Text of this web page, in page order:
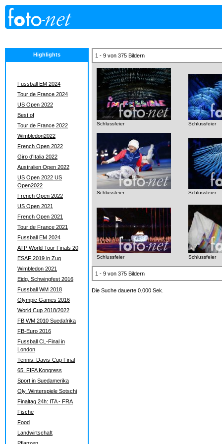
Highlights
Fussball EM 2024
Tour de France 2024
US Open 2022
Best of
Tour de France 2022
Wimbledon2022
French Open 2022
Giro d'Italia 2022
Australien Open 2022
US Open 2022 US
Open2022
French Open 2022
US Open 2021
French Open 2021
Tour de France 2021
Fussball EM 2024
ATP World Tour Finals 20
ESAF 2019 in Zug
Wimbledon 2021
Eidg. Schwingfest 2016
Fussball WM 2018
Olympic Games 2016
World Cup 2018/2022
FB WM 2010 Suedafrika
FB-Euro 2016
Fussball CL-Final in
London
Tennis: Davis-Cup Final
65. FIFA Kongress
Sport in Suedamerika
Oly. Winterspiele Sotschi
Finaltag 24h: ITA - FRA
Fische
Food
Landwirtschaft
1 - 9 von 375 Bildern
Schlussfeier Schlussfeier
Schlussfeier Schlussfeier
Schlussfeier Schlussfeier
1 - 9 von 375 Bildern
Die Suche dauerte 0.000 Sek.